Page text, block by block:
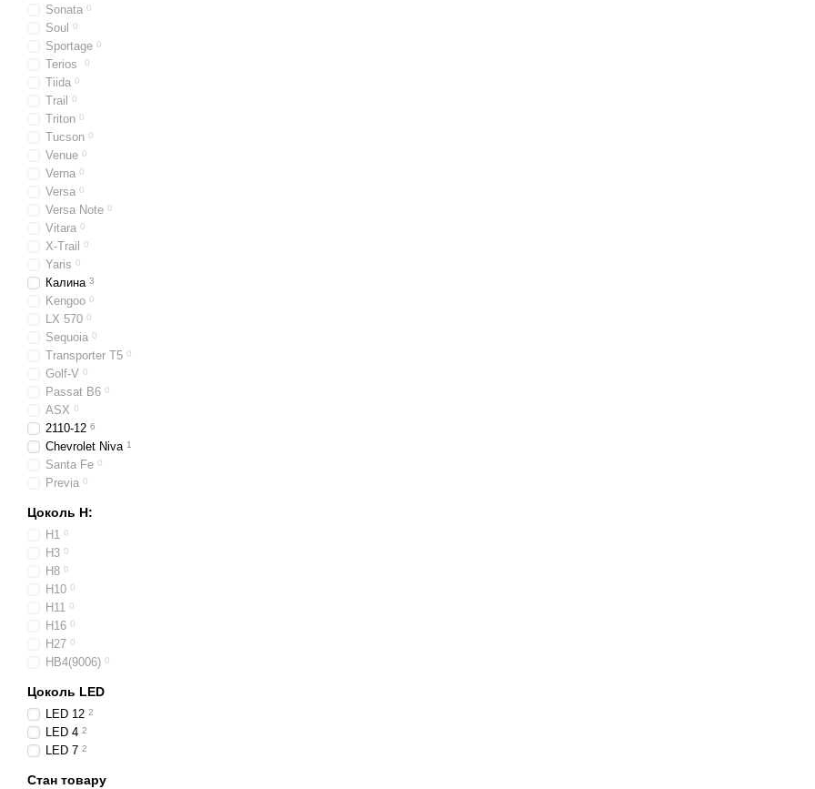
Sonata 0
Soul 0
Sportage 0
Terios 0
Tiida 0
Trail 0
Triton 0
Tucson 0
Venue 0
Verna 0
Versa 0
Versa Note 0
Vitara 0
X-Trail 0
Yaris 0
Калина 3
Kengoo 0
LX 570 0
Sequoia 0
Transporter T5 0
Golf-V 0
Passat B6 0
ASX 0
2110-12 6
Chevrolet Niva 1
Santa Fe 0
Previa 0
Цоколь H:
H1 0
H3 0
H8 0
H10 0
H11 0
H16 0
H27 0
HB4(9006) 0
Цоколь LED
LED 12 2
LED 4 2
LED 7 2
Стан товару